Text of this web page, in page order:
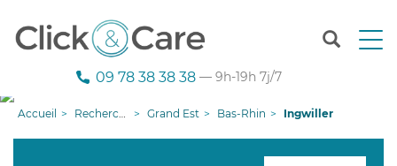
T
n
09 78 38 38 38 — 9h-19h 7j/7
Accueil Recherche aide à domicile Grand Est Bas-Rhin Ingwiller